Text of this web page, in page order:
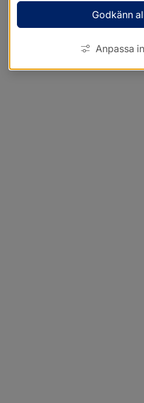
Godkänn
Anpassa